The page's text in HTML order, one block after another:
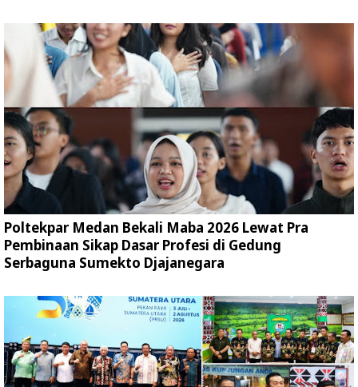
Poltekpar Medan Bekali Maba 2026 Lewat Pra
Pembinaan Sikap Dasar Profesi di Gedung
Serbaguna Sumekto Djajanegara